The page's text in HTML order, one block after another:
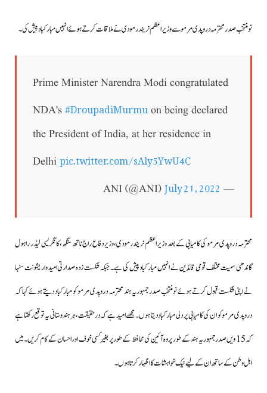
نومنتخب صدر محترمہ دروپدی مرمو سے وزیراعظم نریندر مودی نے ملاقات کرتے ہوئے انہیں مبارکباد پیش کی۔
Prime Minister Narendra Modi congratulated
NDA's #DroupadiMurmu on being declared
the President of India, at her residence in
Delhi pic.twitter.com/sAly5YwU4C
— ANI (@ANI)
July 21, 2022
محترمہ دروپدی مرمو کی کامیابی کے بعد وزیراعظم نریندرمودی،وزیردفاع راج ناتھ سنگھ،کانگریسی لیڈر راہول
گاندھی سمیت مختلف قومی قائدین نے انہیں مبارکباد پیش کی ہے۔جبکہ شکست زدہ صدارتی امیدوار یشونت سنہا
نے اپنی شکست قبول کرتے ہوئے نومنتخب صدر جمہوریہ ہند محترمہ دروپدی مرمو کو مبارکباد دیتے ہوئے کہا کہ
دروپدی مرمو کو ان کی کامیابی پر دلی مبارکباد دیتا ہوں۔ مجھے امید ہے کہ درحقیقت،ہر ہندوستانی یہ توقع رکھتا ہے
کہ 15 ویں صدر جمہوریہ ہند کے طور پر وہ آئین کی محافظ کے طور پر بغیر کسی خوف اور احسان کے کام کریں۔میں
اہل وطن کے ساتھ ان کے لیے نیک خواہشات کا اظہار کرتا ہوں۔